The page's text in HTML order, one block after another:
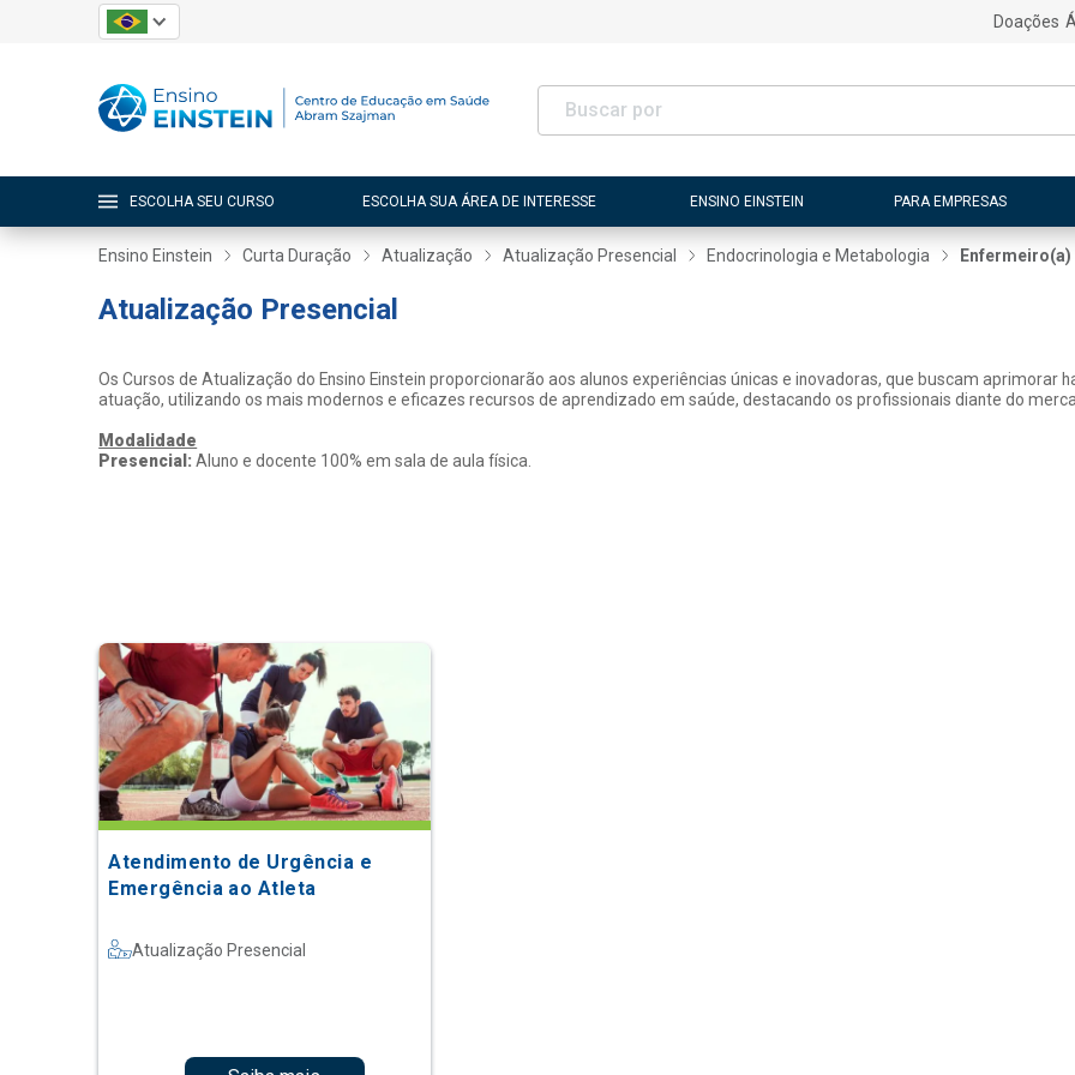
Doações
ESCOLHA SEU CURSO ESCOLHA SUA ÁREA DE INTERESSE ENSINO EINSTEIN PARA EMPRESAS
Ensino Einstein Curta Duração Atualização Atualização Presencial Endocrinologia e Metabologia Enfermeiro(a)
Atualização Presencial
Os Cursos de Atualização do Ensino Einstein proporcionarão aos alunos experiências únicas e inovadoras, que buscam
atuação, utilizando os mais modernos e eficazes recursos de aprendizado em saúde, destacando os profissionais diante do
Modalidade
Presencial:Aluno e docente 100% em sala de aula física.
Atendimento de Urgência e
Emergência ao Atleta
Atualização Presencial